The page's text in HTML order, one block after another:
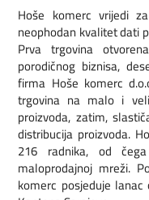
Hoše komerc vrijedi
neophodan kvalitet dati
Prva trgovina
porodičnog biznisa,
firma Hoše komerc
trgovina na malo i
proizvoda, zatim,
distribucija proizvoda.
216 radnika, od
maloprodajnoj mreži.
komerc posjeduje